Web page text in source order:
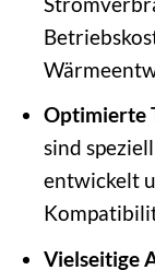
Optimierte
sind
entwickelt
Vielseitige